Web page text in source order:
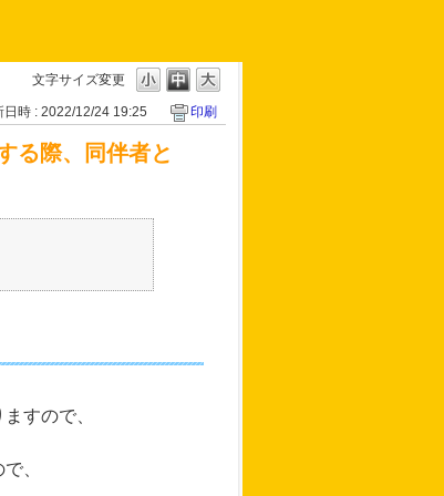
文字サイズ変更
日時 : 2022/12/24 19:25 印刷
る際、同伴者と
すので、
、